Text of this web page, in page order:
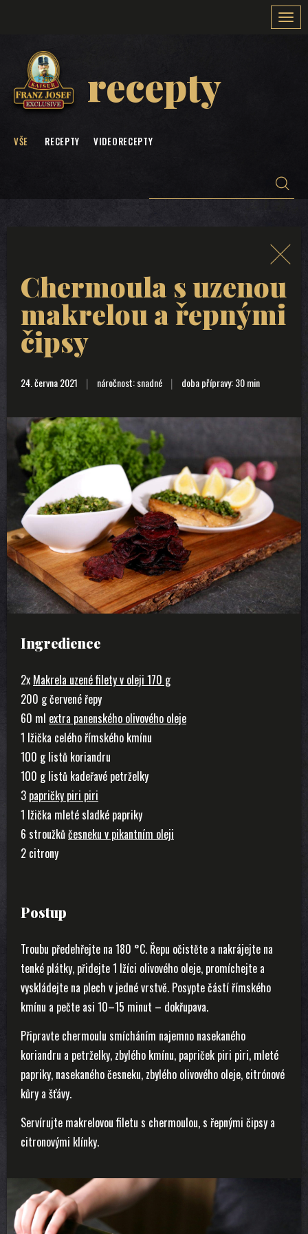
recepty
VŠE RECEPTY VIDEORECEPTY
Chermoula s uzenou
makrelou a řepnými
čipsy
24. června 2021 náročnost: snadné doba přípravy: 30 min
Ingredience
2x Makrela uzené filety v oleji 170 g
200 g červené řepy
60 ml extra panenského olivového oleje
1 lžička celého římského kmínu
100 g listů koriandru
100 g listů kadeřavé petrželky
3 papričky piri piri
1 lžička mleté sladké papriky
6 stroužkůčesneku v pikantním oleji
2 citrony
Postup
Troubu předehřejte na 180 °C. Řepu očistěte a nakrájejte na
tenké plátky, přidejte 1 lžíci olivového oleje, promíchejte a
vyskládejte na plech v jedné vrstvě. Posypte částí římského
kmínu a pečte asi 10–15 minut – dokřupava.
Připravte chermoulu smícháním najemno nasekaného
koriandru a petrželky, zbylého kmínu, papriček piri piri, mleté
papriky, nasekaného česneku, zbylého olivového oleje, citrónové
kůry a šťávy.
Servírujte makrelovou filetu s chermoulou, s řepnými čipsy a
citronovými klínky.